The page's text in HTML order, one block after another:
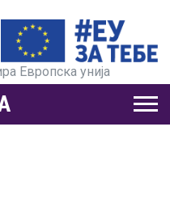
Европска унија